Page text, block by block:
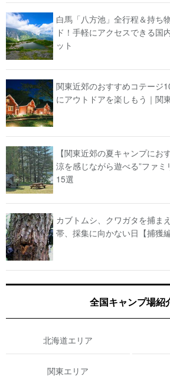
白馬「八方池」全行程＆持ち
ド！手軽にアクセスできる国
ット
関東近郊のおすすめコテージ
にアウトドアを楽しもう｜関
【関東近郊の夏キャンプにお
涼を感じながら遊べる”ファ
15選
カブトムシ、クワガタを捕ま
帯、採集に向かない日【捕獲編
全国キャンプ場紹
北海道エリア
関東エリア